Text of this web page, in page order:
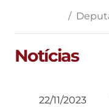
Deputado
Notícias
22/11/2023